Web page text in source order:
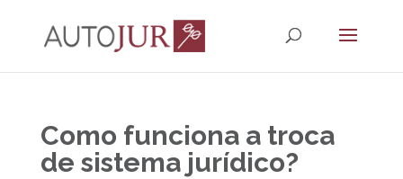
Como funciona a troca
de sistema jurídico?